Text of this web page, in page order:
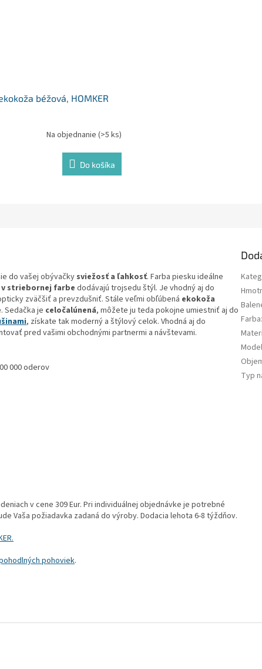
béžová, HOMKER
Na objednanie (>5 ks)
Do košíka
do vašej obývačkysviežosť a ľahkosť. Farba piesku ideálne
v striebornej farbe dodávajú trojsedu štýl. Je vhodný aj do
zväčšiť a prevzdušniť. Stále veľmi obľúbená ekokoža
. Sedačka je celočalúnená, môžete ju teda pokojne umiestniť aj do
, získate tak moderný a štýlový celok. Vhodná aj do
pred vašimi obchodnými partnermi a návštevami.
000 oderov
v cene 309 Eur. Pri individuálnej objednávke je potrebné
Vaša požiadavka zadaná do výroby. Dodacia lehota 6-8 týždňov.
pohoviek.
Farba:
Model
Typ